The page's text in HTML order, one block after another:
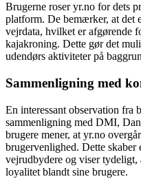
Brugerne roser yr.no for dets
platform. De bemærker, at det
vejrdata, hvilket er afgørende
kajakroning. Dette gør det
udendørs aktiviteter på
Sammenligning med
En interessant observation fra
sammenligning med DMI,
brugere mener, at yr.no
brugervenlighed. Dette skaber
vejrudbydere og viser
loyalitet blandt sine brugere.